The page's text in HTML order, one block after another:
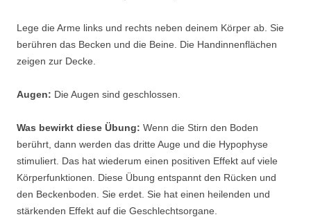
Lege die Arme links und rechts neben deinem Körper ab. Sie
berühren das Becken und die Beine. Die Handinnenflächen
zeigen zur Decke.
Augen: Die Augen sind geschlossen.
Was bewirkt diese Übung: Wenn die Stirn den Boden
berührt, dann werden das dritte Auge und die Hypophyse
stimuliert. Das hat wiederum einen positiven Effekt auf viele
Körperfunktionen. Diese Übung entspannt den Rücken und
den Beckenboden. Sie erdet. Sie hat einen heilenden und
stärkenden Effekt auf die Geschlechtsorgane.